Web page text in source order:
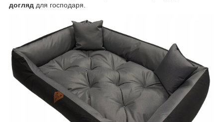
догляд для господаря.